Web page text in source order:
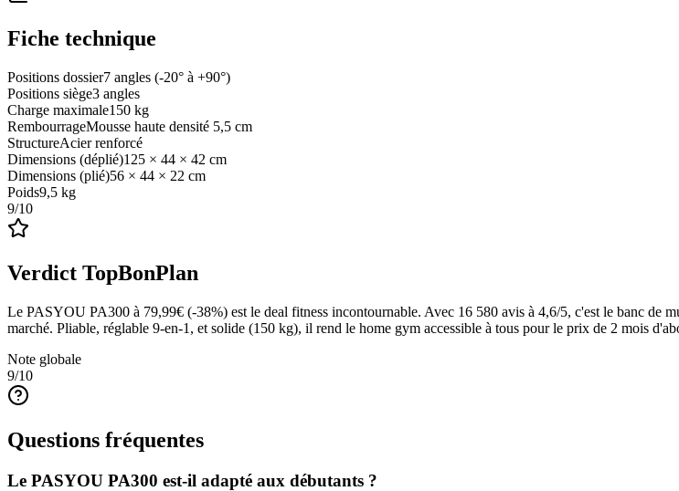
Fiche technique
Positions dossier7 angles (-20° à +90°)
Positions siège3 angles
Charge maximale150 kg
RembourrageMousse haute densité 5,5 cm
StructureAcier renforcé
Dimensions (déplié)125 × 44 × 42 cm
Dimensions (plié)56 × 44 × 22 cm
Poids9,5 kg
9/10
Verdict TopBonPlan
Le PASYOU PA300 à 79,99€ (-38%) est le deal fitness incontournable. Avec 16 580 avis à 4,6/5, c'est le banc de
marché. Pliable, réglable 9-en-1, et solide (150 kg), il rend le home gym accessible à tous pour le prix de 2 mois
Note globale
9/10
Questions fréquentes
Le PASYOU PA300 est-il adapté aux débutants ?